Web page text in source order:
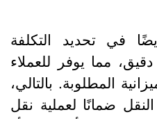
في تحديد التكلفة
مما يوفر للعملاء
المطلوبة. بالتالي،
ضمانًا لعملية نقل